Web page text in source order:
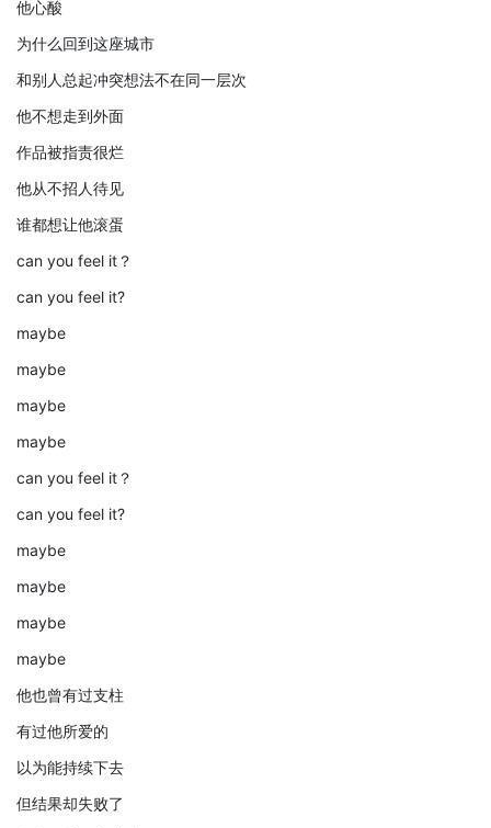
他心酸
为什么回到这座城市
和别人总起冲突想法不在同一层次
他不想走到外面
作品被指责很烂
他从不招人待见
谁都想让他滚蛋
can you feel it？
can you feel it?
maybe
maybe
maybe
maybe
can you feel it？
can you feel it?
maybe
maybe
maybe
maybe
他也曾有过支柱
有过他所爱的
以为能持续下去
但结果却失败了